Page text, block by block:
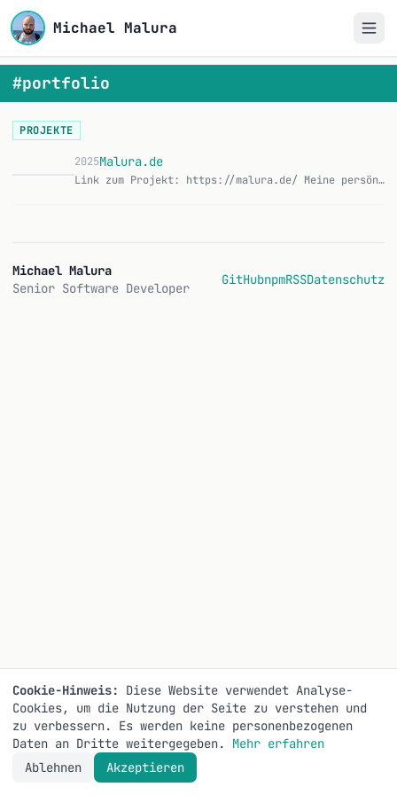
Michael Malura
#portfolio
PROJEKTE
2025Malura.de
Link zum Projekt: https://malura.de/ Meine persönliche Website und Portfolio. Ursprünglich ein statischer Site-Generator, mittlerweile eine dynamische Flask-Anw…
Michael Malura
Senior Software Developer
GitHubnpmRSSDatenschutz
Cookie-Hinweis:
Diese Website verwendet Analyse-
Cookies, um die Nutzung der Seite zu verstehen und
zu verbessern. Es werden keine personenbezogenen
Daten an Dritte weitergegeben. Mehr erfahren
Ablehnen
Akzeptieren